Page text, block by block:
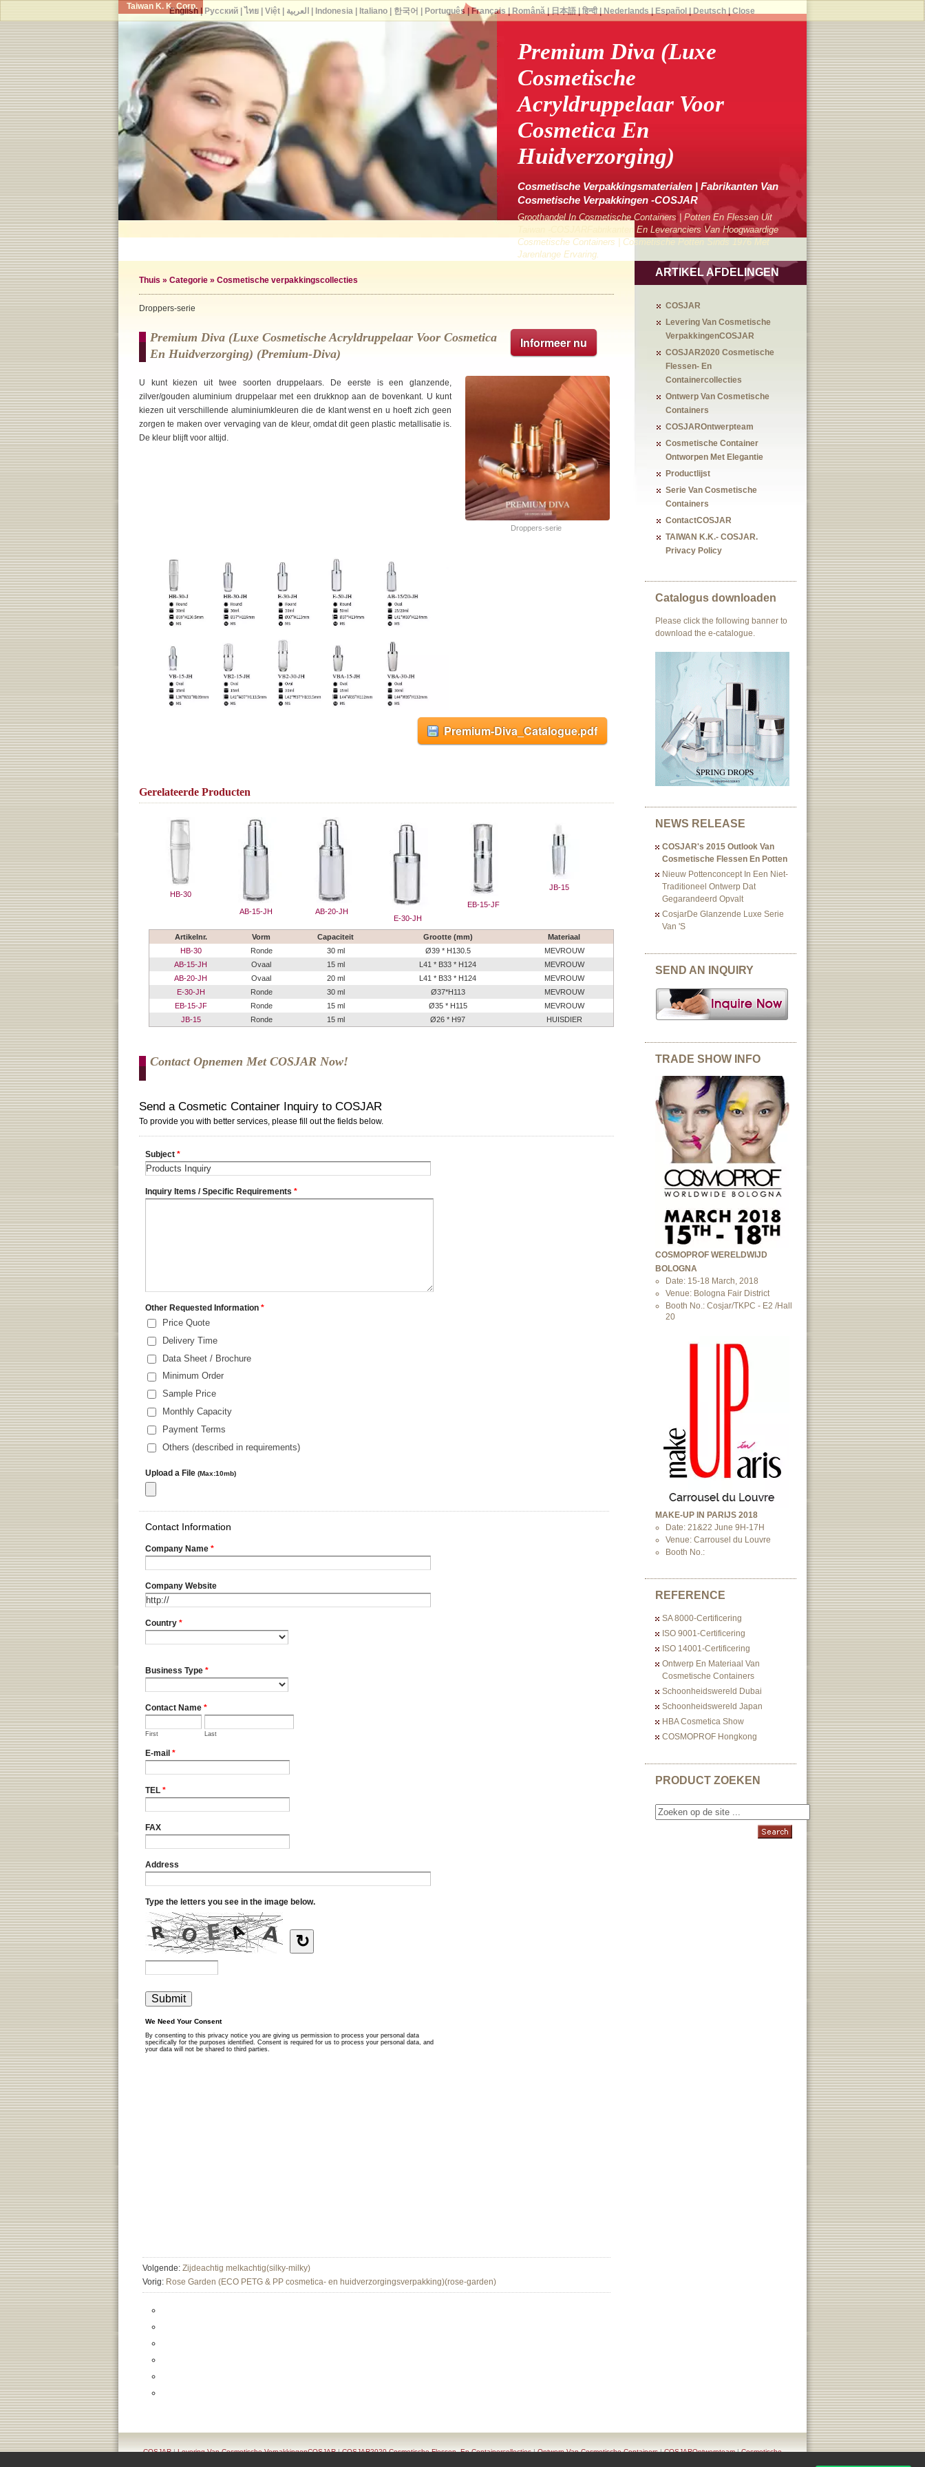
Taiwan K. K. Corp.
Premium Diva (luxe
Cosmetische
Acryldruppelaar Voor
Cosmetica En
Huidverzorging)
Cosmetische Verpakkingsmaterialen | Fabrikanten Van
Cosmetische Verpakkingen -COSJAR
Groothandel In Cosmetische Containers | Potten En Flessen Uit
Taiwan -COSJARFabrikanten En Leveranciers Van Hoogwaardige
Cosmetische Containers | Cosmetische Potten Sinds 1976 Met
Jarenlange Ervaring.
Thuis » Categorie » Cosmetische verpakkingscollecties
Droppers-serie
Informeer nu
Premium Diva (luxe Cosmetische Acryldruppelaar Voor Cosmetica
En Huidverzorging) (premium-Diva)
Droppers-serie
U kunt kiezen uit twee soorten druppelaars. De eerste is een glanzende,
zilver/gouden aluminium druppelaar met een drukknop aan de bovenkant. U kunt
kiezen uit verschillende aluminiumkleuren die de klant wenst en u hoeft zich geen
zorgen te maken over vervaging van de kleur, omdat dit geen plastic metallisatie is.
De kleur blijft voor altijd.
Premium-Diva_Catalogue.pdf
Gerelateerde Producten
HB-30
AB-15-JH
AB-20-JH
E-30-JH
EB-15-JF
JB-15
Artikelnr. Vorm Capaciteit Grootte (mm)
Materiaal
HB-30
Ronde 30 ml Ø39 * H130.5
MEVROUW
AB-15-JH
Ovaal 15 ml L41 * B33 * H124
MEVROUW
AB-20-JH
Ovaal 20 ml L41 * B33 * H124
MEVROUW
E-30-JH
Ronde 30 ml Ø37*H113
MEVROUW
EB-15-JF
Ronde 15 ml Ø35 * H115
MEVROUW
JB-15
Ronde 15 ml Ø26 * H97 HUISDIER
Contact Opnemen Met COSJAR Now!
Volgende: Zijdeachtig melkachtig(silky-milky)
Vorig: Rose Garden (ECO PETG & PP cosmetica- en huidverzorgingsverpakking)(rose-garden)
ARTIKEL AFDELINGEN
COSJAR
Levering Van Cosmetische
VerpakkingenCOSJAR
COSJAR2020 Cosmetische
Flessen- En
Containercollecties
Ontwerp Van Cosmetische
Containers
COSJAROntwerpteam
Cosmetische Container
Ontworpen Met Elegantie
Productlijst
Serie Van Cosmetische
Containers
ContactCOSJAR
TAIWAN K.K.- COSJAR.
Privacy Policy
Catalogus downloaden
Please click the following banner to
download the e-catalogue.
NEWS RELEASE
COSJAR's 2015 Outlook Van
Cosmetische Flessen En Potten
Nieuw Pottenconcept In Een Niet-
Traditioneel Ontwerp Dat
Gegarandeerd Opvalt
CosjarDe Glanzende Luxe Serie
Van 's
SEND AN INQUIRY
TRADE SHOW INFO
COSMOPROF WERELDWIJD
BOLOGNA
Date: 15-18 March, 2018
Venue: Bologna Fair District
Booth No.: Cosjar/TKPC - E2 /Hall
20
MAKE-UP IN PARIJS 2018
Date: 21&22 June 9H-17H
Venue: Carrousel du Louvre
Booth No.:
REFERENCE
SA 8000-Certificering
ISO 9001-Certificering
ISO 14001-Certificering
Ontwerp En Materiaal Van
Cosmetische Containers
Schoonheidswereld Dubai
Schoonheidswereld Japan
HBA Cosmetica Show
COSMOPROF Hongkong
PRODUCT ZOEKEN
COSJAR|Levering Van Cosmetische VerpakkingenCOSJAR|COSJAR2020 Cosmetische Flessen- En Containercollecties|Ontwerp Van Cosmetische Containers|COSJAROntwerpteam|Cosmetische
English| Русский| ไทย| Việt| العربية Indonesia| Italiano| 한국어 Português Français Română| 日本語| हिन्दी| Nederlands Español Deutsch| Close